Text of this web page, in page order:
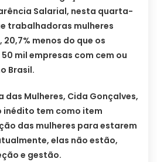
Salarial, nesta quarta-
trabalhadoras mulheres
menos do que os
mil empresas com cem ou
Brasil.
das Mulheres, Cida Gonçalves,
inédito tem como item
das mulheres para estarem
elas não estão,
e gestão.